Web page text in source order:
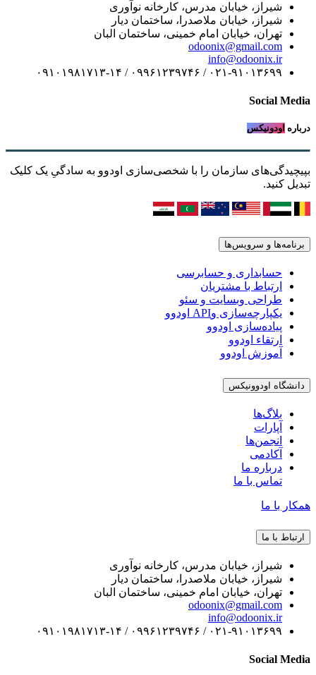
شیراز، خیابان مدرس، کارخانه نوآوری
شیراز، خیابان ملاصدرا، ساختمان دیار
تهران، خیابان امام خمینی، ساختمان البان
odoonix@gmail.com
info@odoonix.ir
۰۲۱-۹۱۰۱۳۶۹۹ / ۰۹۹۶۱۲۳۹۷۴۶ / ۰۹۱۰۱۹۸۱۷۱۳-۱۴
Social Media
درباره اودونیکس
بپیچیدگی‌های سازمان را با شخصی‌سازی اودوو به سادگیِ یک کلیک
تبدیل کنید.
برنامه‌ها و سرویس‌ها
حسابداری و حسابرسی
ارتباط با مشتریان
طراحی وبسایت و سئو
یکپارچه‌سازی وAPI اودوو
پیاده‌سازی اودوو
ارتقاء اودوو
آموزش اودوو
دانشگاه اودوونیکس
بلاگ‌ها
آپارات
انجمن‌ها
آکادمی
درباره ما
تماس با ما
همکار با ما
ارتباط با ما
شیراز، خیابان مدرس، کارخانه نوآوری
شیراز، خیابان ملاصدرا، ساختمان دیار
تهران، خیابان امام خمینی، ساختمان البان
odoonix@gmail.com
info@odoonix.ir
۰۲۱-۹۱۰۱۳۶۹۹ / ۰۹۹۶۱۲۳۹۷۴۶ / ۰۹۱۰۱۹۸۱۷۱۳-۱۴
Social Media